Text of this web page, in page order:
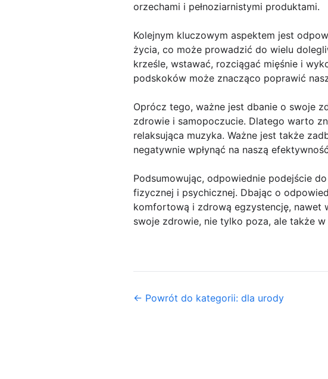
orzechami i pełnoziarnistymi produktami.
Kolejnym kluczowym aspektem jest
życia, co może prowadzić do wielu
krześle, wstawać, rozciągać mięśnie i
podskoków może znacząco poprawić
Oprócz tego, ważne jest dbanie o swoje
zdrowie i samopoczucie. Dlatego warto
relaksująca muzyka. Ważne jest także
negatywnie wpłynąć na naszą
Podsumowując, odpowiednie podejście
fizycznej i psychicznej. Dbając o
komfortową i zdrową egzystencję, nawet
swoje zdrowie, nie tylko poza, ale także w
← Powrót do kategorii: dla urody